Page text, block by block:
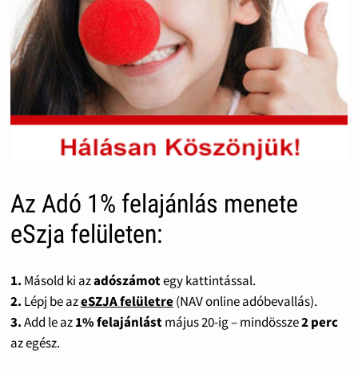
Az Adó 1% felajánlás menete
eSzja felületen:
1. Másold ki azadószámotegy kattintással.
2. Lépj be azeSZJA felületre(NAV online adóbevallás).
3.Add le az1% felajánlástmájus 20-ig – mindössze2 perc
az egész.